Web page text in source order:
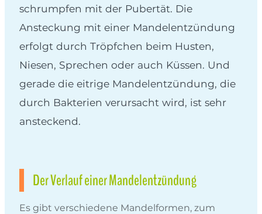
schrumpfen mit der Pubertät. Die
Ansteckung mit einer Mandelentzündung
erfolgt durch Tröpfchen beim Husten,
Niesen, Sprechen oder auch Küssen. Und
gerade die eitrige Mandelentzündung, die
durch Bakterien verursacht wird, ist sehr
ansteckend.
Der Verlauf einer Mandelentzündung
Es gibt verschiedene Mandelformen, zum